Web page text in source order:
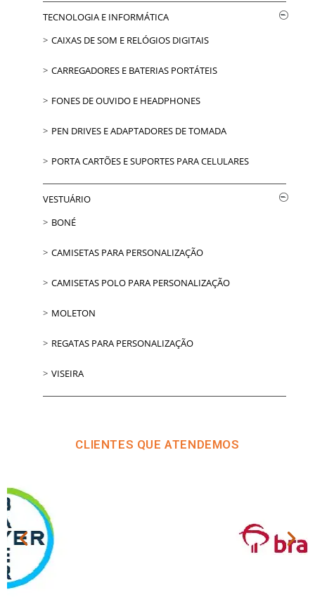
TECNOLOGIA E INFORMÁTICA
CAIXAS DE SOM E RELÓGIOS DIGITAIS
CARREGADORES E BATERIAS PORTÁTEIS
FONES DE OUVIDO E HEADPHONES
PEN DRIVES E ADAPTADORES DE TOMADA
PORTA CARTÕES E SUPORTES PARA CELULARES
VESTUÁRIO
BONÉ
CAMISETAS PARA PERSONALIZAÇÃO
CAMISETAS POLO PARA PERSONALIZAÇÃO
MOLETON
REGATAS PARA PERSONALIZAÇÃO
VISEIRA
CLIENTES QUE ATENDEMOS